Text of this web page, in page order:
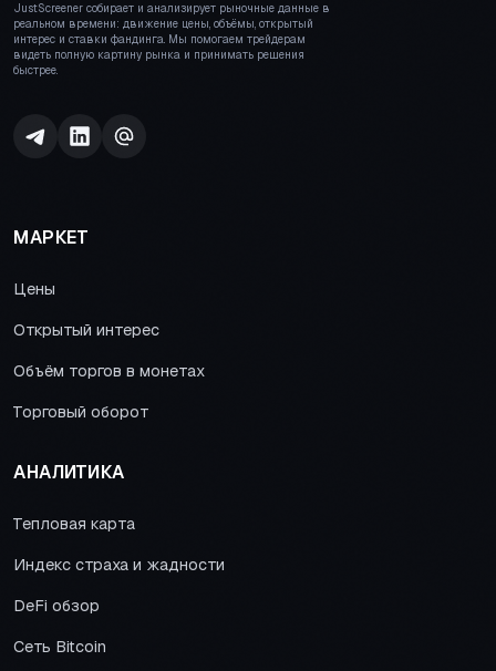
JustScreener собирает и анализирует рыночные данные в
реальном времени: движение цены, объёмы, открытый
интерес и ставки фандинга. Мы помогаем трейдерам
видеть полную картину рынка и принимать решения
быстрее.
МАРКЕТ
Цены
Открытый интерес
Объём торгов в монетах
Торговый оборот
АНАЛИТИКА
Тепловая карта
Индекс страха и жадности
DeFi обзор
Сеть Bitcoin